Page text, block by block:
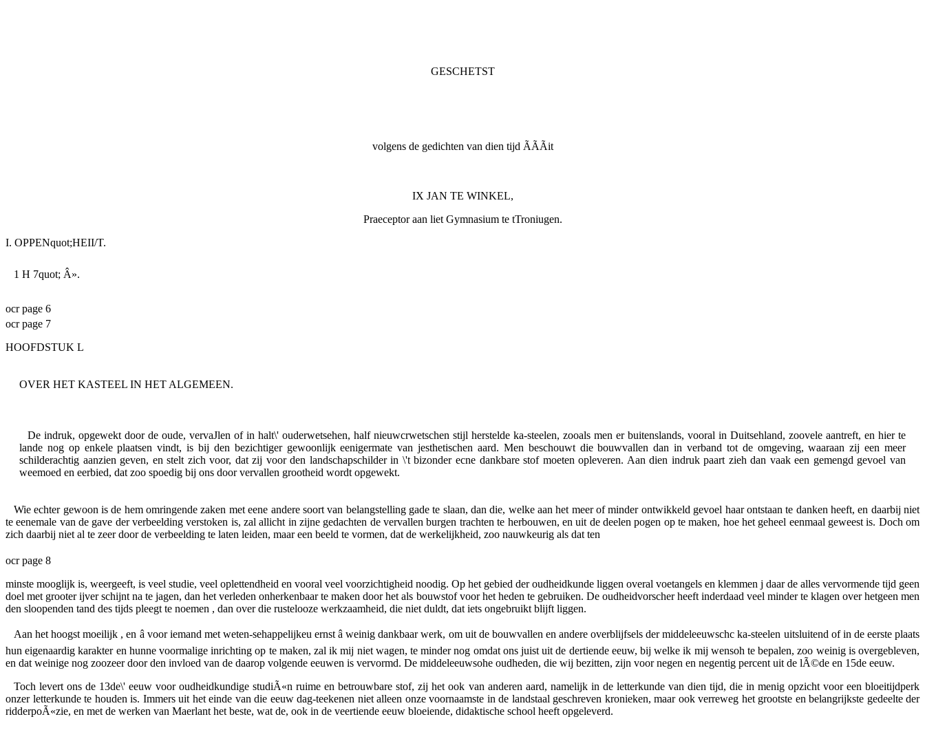
GESCHETST
volgens de gedichten van dien tijd ÃÃÃit
IX JAN TE WINKEL,
Praeceptor aan liet Gymnasium te tTroniugen.
I. OPPENquot;HEII/T.
1 H 7quot; Â».
ocr page 6
ocr page 7
HOOFDSTUK L
OVER HET KASTEEL IN HET ALGEMEEN.
De indruk, opgewekt door de oude, vervaJlen of in halt\' ouderwetsehen, half nieuwcrwetschen stijl herstelde ka-steelen, zooals men er buitenslands, vooral in Duitsehland, zoovele aantreft, en hier te
lande nog op enkele plaatsen vindt, is bij den bezichtiger gewoonlijk eenigermate van jesthetischen aard. Men beschouwt die bouwvallen dan in verband tot de omgeving, waaraan zij een meer
schilderachtig aanzien geven, en stelt zich voor, dat zij voor den landschapschilder in \'t bizonder ecne dankbare stof moeten opleveren. Aan dien indruk paart zieh dan vaak een gemengd gevoel van
weemoed en eerbied, dat zoo spoedig bij ons door vervallen grootheid wordt opgewekt.
Wie echter gewoon is de hem omringende zaken met eene andere soort van belangstelling gade te slaan, dan die, welke aan het meer of minder ontwikkeld gevoel haar ontstaan te danken heeft, en daarbij niet
te eenemale van de gave der verbeelding verstoken is, zal allicht in zijne gedachten de vervallen burgen trachten te herbouwen, en uit de deelen pogen op te maken, hoe het geheel eenmaal geweest is. Doch om
zich daarbij niet al te zeer door de verbeelding te laten leiden, maar een beeld te vormen, dat de werkelijkheid, zoo nauwkeurig als dat ten
ocr page 8
minste mooglijk is, weergeeft, is veel studie, veel oplettendheid en vooral veel voorzichtigheid noodig. Op het gebied der oudheidkunde liggen overal voetangels en klemmen j daar de alles vervormende tijd geen
doel met grooter ijver schijnt na te jagen, dan het verleden onherkenbaar te maken door het als bouwstof voor het heden te gebruiken. De oudheidvorscher heeft inderdaad veel minder te klagen over hetgeen men
den sloopenden tand des tijds pleegt te noemen , dan over die rustelooze werkzaamheid, die niet duldt, dat iets ongebruikt blijft liggen.
Aan het hoogst moeilijk , en â voor iemand met weten-sehappelijkeu ernst â weinig dankbaar werk, om uit de bouwvallen en andere overblijfsels der middeleeuwschc ka-steelen uitsluitend of in de eerste plaats
hun eigenaardig karakter en hunne voormalige inrichting op te maken, zal ik mij niet wagen, te minder nog omdat ons juist uit de dertiende eeuw, bij welke ik mij wensoh te bepalen, zoo weinig is overgebleven,
en dat weinige nog zoozeer door den invloed van de daarop volgende eeuwen is vervormd. De middeleeuwsohe oudheden, die wij bezitten, zijn voor negen en negentig percent uit de lÃ©de en 15de eeuw.
Toch levert ons de 13de\' eeuw voor oudheidkundige studiÃ«n ruime en betrouwbare stof, zij het ook van anderen aard, namelijk in de letterkunde van dien tijd, die in menig opzicht voor een bloeitijdperk
onzer letterkunde te houden is. Immers uit het einde van die eeuw dag-teekenen niet alleen onze voornaamste in de landstaal geschreven kronieken, maar ook verreweg het grootste en belangrijkste gedeelte der
ridderpoÃ«zie, en met de werken van Maerlant het beste, wat de, ook in de veertiende eeuw bloeiende, didaktische school heeft opgeleverd.